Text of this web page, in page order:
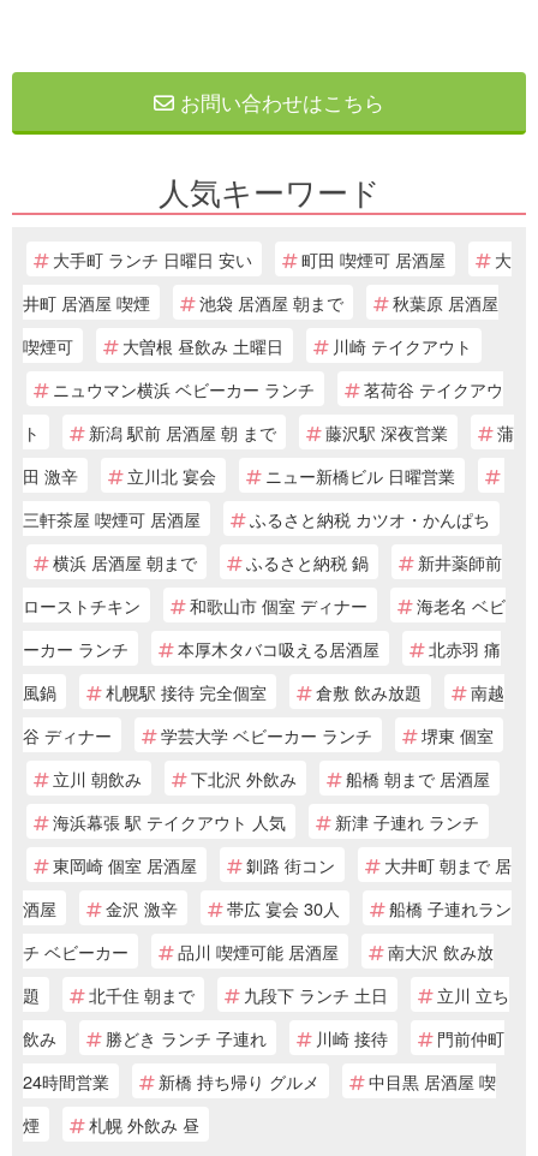
お問い合わせはこちら
人気キーワード
大手町 ランチ 日曜日 安い 町田 喫煙可 居酒屋
大
井町 居酒屋 喫煙
池袋 居酒屋 朝まで
秋葉原 居酒屋
喫煙可
大曽根 昼飲み 土曜日
川崎 テイクアウト
ニュウマン横浜 ベビーカー ランチ
茗荷谷 テイクアウ
ト
新潟 駅前 居酒屋 朝 まで 藤沢駅 深夜営業
蒲
田 激辛
立川北 宴会
ニュー新橋ビル 日曜営業
三軒茶屋 喫煙可 居酒屋
ふるさと納税 カツオ・かんぱち
横浜 居酒屋 朝まで
ふるさと納税 鍋
新井薬師前
ローストチキン
和歌山市 個室 ディナー
海老名 ベビ
ーカー ランチ
本厚木タバコ吸える居酒屋
北赤羽 痛
風鍋
札幌駅 接待 完全個室 倉敷 飲み放題
南越
谷 ディナー
学芸大学 ベビーカー ランチ
堺東 個室
立川 朝飲み
下北沢 外飲み
船橋 朝まで 居酒屋
海浜幕張 駅 テイクアウト 人気
新津 子連れ ランチ
東岡崎 個室 居酒屋
釧路 街コン
大井町 朝まで 居
酒屋
金沢 激辛 帯広 宴会 30人
船橋 子連れラン
チ ベビーカー
品川 喫煙可能 居酒屋
南大沢 飲み放
題
北千住 朝まで 九段下 ランチ 土日
立川 立ち
飲み
勝どき ランチ 子連れ 川崎 接待
門前仲町
24時間営業
新橋 持ち帰り グルメ
中目黒 居酒屋 喫
煙
札幌 外飲み 昼